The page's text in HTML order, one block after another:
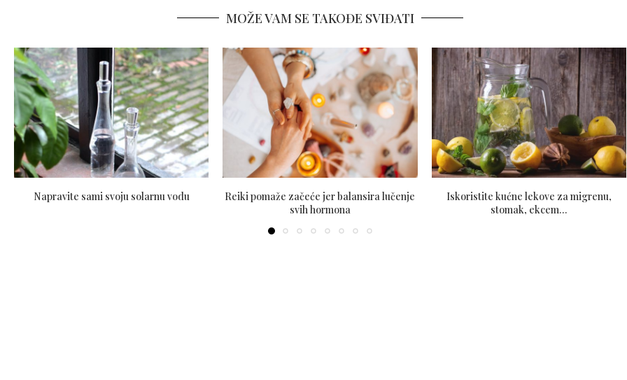
MOŽE VAM SE TAKOĐE SVIĐATI
Napravite sami svoju solarnu vodu
Reiki pomaže začeće jer balansira lučenje
svih hormona
Iskoristite kućne lekove za migrenu,
stomak, ekcem…